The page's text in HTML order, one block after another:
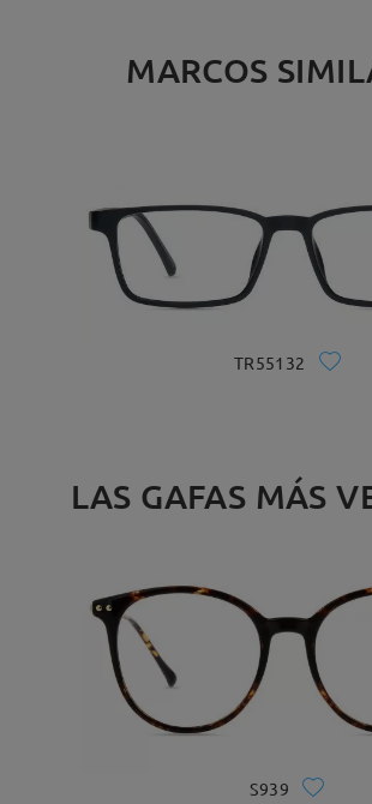
MARCOS
TR55132
LAS GAFAS MÁS
S939